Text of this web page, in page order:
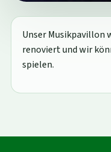
Unser Musikpavillon
renoviert und wir
spielen.